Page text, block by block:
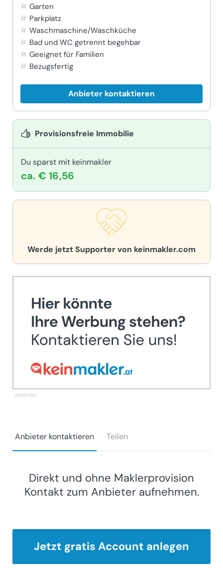
Garten
Parkplatz
Waschmaschine/Waschküche
Bad und WC getrennt begehbar
Geeignet für Familien
Bezugsfertig
Anbieter kontaktieren
Provisionsfreie Immobilie
Du sparst mit keinmakler
ca. € 16,56
Werde jetzt Supporter von keinmakler.com
Anbieter kontaktieren Teilen
Direkt und ohne Maklerprovision
Kontakt zum Anbieter aufnehmen.
Jetzt gratis Account anlegen